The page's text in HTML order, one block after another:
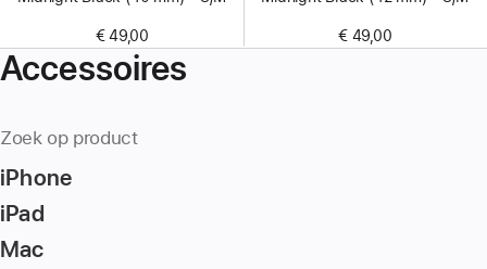
€ 49,00 € 49,00
Accessoires
Zoek op product
iPhone
iPad
Mac